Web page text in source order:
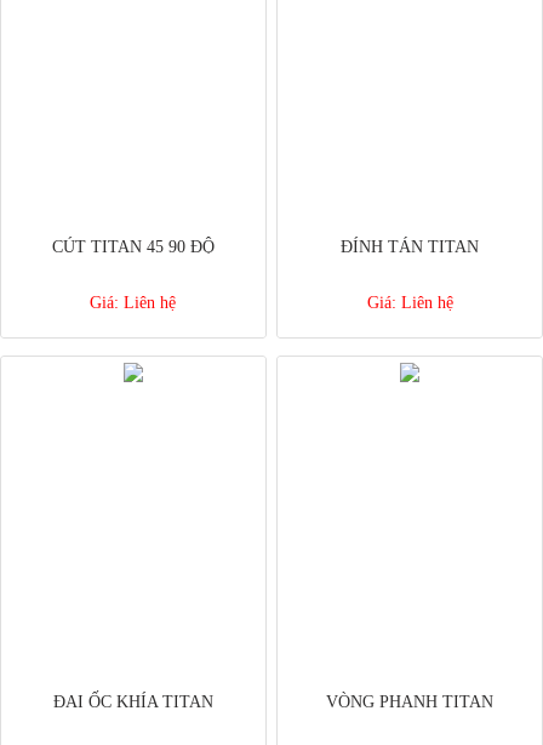
CÚT TITAN 45 90 ĐỘ
Giá: Liên hệ
ĐÍNH TÁN TITAN
Giá: Liên hệ
ĐAI ỐC KHÍA TITAN VÒNG PHANH TITAN